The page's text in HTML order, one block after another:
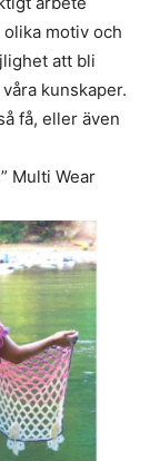
motiv och
att bli
kunskaper.
få, eller även
Multi Wear